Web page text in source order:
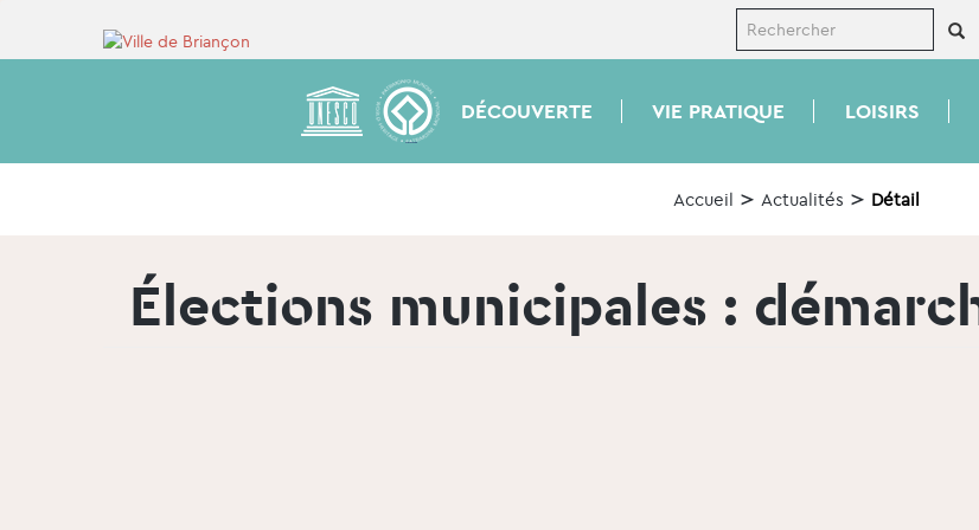
DÉCOUVERTE VIE PRATIQUE LOISIRS
Accueil Actualités Détail
Élections municipales :